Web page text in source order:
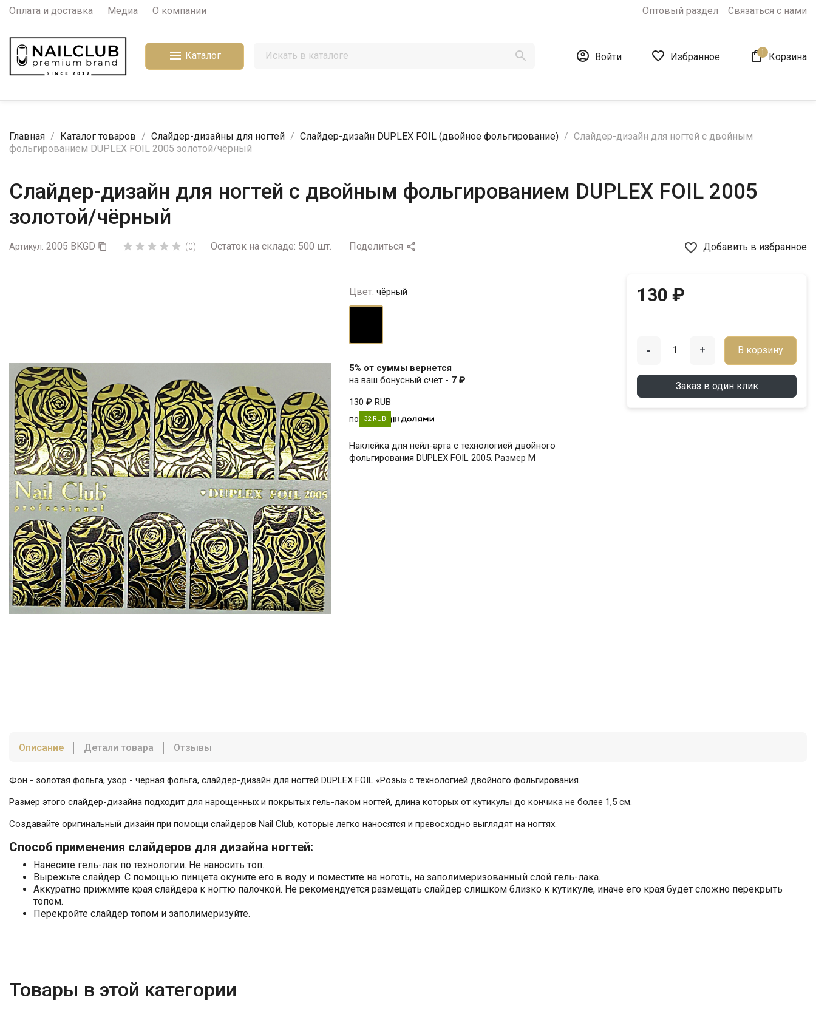
Оплата и доставка Медиа О компании Оптовый раздел Связаться с нами
 Каталог   Войти  Избранное  Корзина
1
Главная Каталог товаров Слайдер-дизайны для ногтей Слайдер-дизайн DUPLEX FOIL (двойное фольгирование)
Слайдер-дизайн для ногтей с двойным
фольгированием DUPLEX FOIL 2005 золотой/чёрный
Слайдер-дизайн для ногтей с двойным фольгированием DUPLEX FOIL 2005
золотой/чёрный
Артикул: 2005 BKGD       (0) Остаток на складе: 500 шт. Поделиться  favorite_border Добавить в избранное
Цвет: чёрный
5% от суммы вернется
на ваш бонусный счет - 7 ₽
130 ₽ RUB
по 32 RUB
Наклейка для нейл-арта с технологией двойного
фольгирования DUPLEX FOIL 2005. Размер М
130 ₽
- + В корзину
Заказ в один клик
Описание Детали товара Отзывы
Фон - золотая фольга, узор - чёрная фольга, слайдер-дизайн для ногтей DUPLEX FOIL «Розы» с технологией двойного фольгирования.
Размер этого слайдер-дизайна подходит для нарощенных и покрытых гель-лаком ногтей, длина которых от кутикулы до кончика не более 1,5 см.
Создавайте оригинальный дизайн при помощи слайдеров Nail Club, которые легко наносятся и превосходно выглядят на ногтях.
Способ применения слайдеров для дизайна ногтей:
Нанесите гель-лак по технологии. Не наносить топ.
Вырежьте слайдер. С помощью пинцета окуните его в воду и поместите на ноготь, на заполимеризованный слой гель-лака.
Аккуратно прижмите края слайдера к ногтю палочкой. Не рекомендуется размещать слайдер слишком близко к кутикуле, иначе его края будет сложно перекрыть
топом.
Перекройте слайдер топом и заполимеризуйте.
Товары в этой категории